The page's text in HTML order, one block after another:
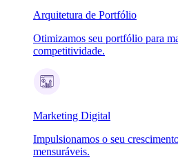
Arquitetura de Portfólio
Otimizamos seu portfólio para
competitividade.
Marketing Digital
Impulsionamos o seu
mensuráveis.